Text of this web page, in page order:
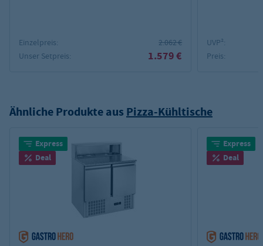
Einzelpreis:
2.062 €
Unser Setpreis:
1.579 €
UVP²:
Preis:
Ähnliche Produkte aus Pizza-Kühltische
Express
Deal
Express
Deal